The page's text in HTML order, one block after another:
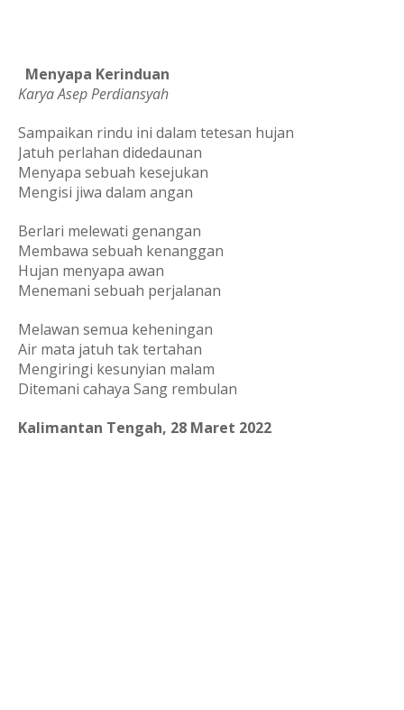
Menyapa Kerinduan
Karya Asep Perdiansyah
Sampaikan rindu ini dalam tetesan hujan
Jatuh perlahan didedaunan
Menyapa sebuah kesejukan
Mengisi jiwa dalam angan
Berlari melewati genangan
Membawa sebuah kenanggan
Hujan menyapa awan
Menemani sebuah perjalanan
Melawan semua keheningan
Air mata jatuh tak tertahan
Mengiringi kesunyian malam
Ditemani cahaya Sang rembulan
Kalimantan Tengah, 28 Maret 2022